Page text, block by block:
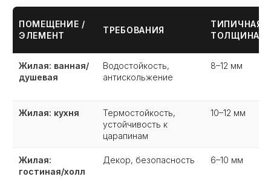
ПОМЕЩЕНИЕ /
ЭЛЕМЕНТ
ТРЕБОВАНИЯ
ТИПИЧНАЯ
ТОЛЩИНА
Жилая: ванная/
душевая
Водостойкость,
антискольжение
8–12 мм
Жилая: кухня
Термостойкость,
устойчивость к
царапинам
10–12 мм
Жилая:
гостиная/холл
Декор, безопасность 6–10 мм